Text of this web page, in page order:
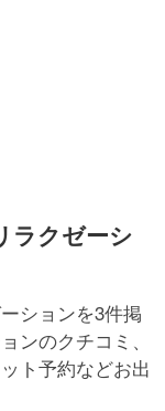
ラクゼーシ
ションを3件掲
ンのクチコミ、
ト予約などお出